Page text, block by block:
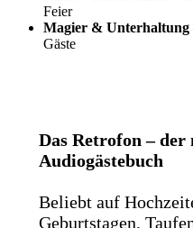
Feier
Magier & Unterhaltung
Gäste
Das Retrofon – der
Audiogästebuch
Beliebt auf
Geburtstagen,